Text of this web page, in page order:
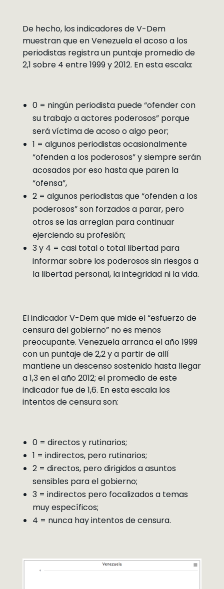
De hecho, los indicadores de V-Dem
muestran que en Venezuela el acoso a los
periodistas registra un puntaje promedio de
2,1 sobre 4 entre 1999 y 2012. En esta escala:
0 = ningún periodista puede “ofender con
su trabajo a actores poderosos” porque
será víctima de acoso o algo peor;
1 = algunos periodistas ocasionalmente
“ofenden a los poderosos” y siempre serán
acosados por eso hasta que paren la
“ofensa”,
2 = algunos periodistas que “ofenden a los
poderosos” son forzados a parar, pero
otros se las arreglan para continuar
ejerciendo su profesión;
3 y 4 = casi total o total libertad para
informar sobre los poderosos sin riesgos a
la libertad personal, la integridad ni la vida.
El indicador V-Dem que mide el “esfuerzo de
censura del gobierno” no es menos
preocupante. Venezuela arranca el año 1999
con un puntaje de 2,2 y a partir de allí
mantiene un descenso sostenido hasta llegar
a 1,3 en el año 2012; el promedio de este
indicador fue de 1,6. En esta escala los
intentos de censura son:
0 = directos y rutinarios;
1 = indirectos, pero rutinarios;
2 = directos, pero dirigidos a asuntos
sensibles para el gobierno;
3 = indirectos pero focalizados a temas
muy específicos;
4 = nunca hay intentos de censura.